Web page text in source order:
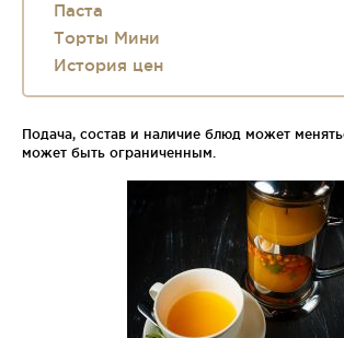
Паста
Торты Мини
История цен
Подача, состав и наличие блюд может
может быть ограниченным.